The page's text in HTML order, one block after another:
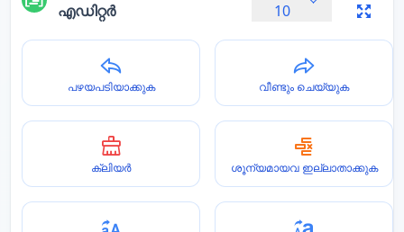
എഡിറ്റർ
10
പഴയപടിയാക്കുക വീണ്ടും ചെയ്യുക
ക്ലിയർ ശൂന്യമായവ ഇല്ലാതാക്കുക